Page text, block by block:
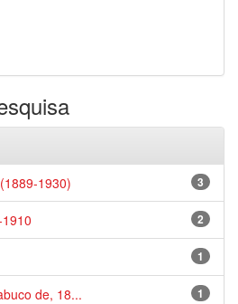
3
1930)
2
1
1
de, 18...